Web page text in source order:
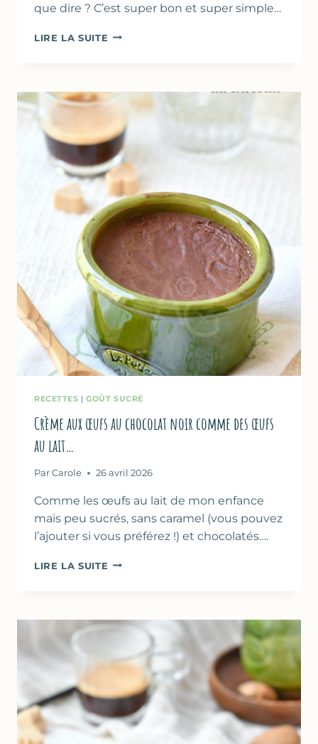
que dire ? C’est super bon et super simple…
LIRE LA SUITE CRUMBLE
AU
RECETTES |GOÛT SUCRÉ
Crème aux œufs au chocolat noir comme des œufs
au lait…
Par Carole 26 avril 2026
Comme les œufs au lait de mon enfance
mais peu sucrés, sans caramel (vous pouvez
l’ajouter si vous préférez !) et chocolatés….
LIRE LA SUITE CRÈME
CHOCOLAT
COMME
DES
AU